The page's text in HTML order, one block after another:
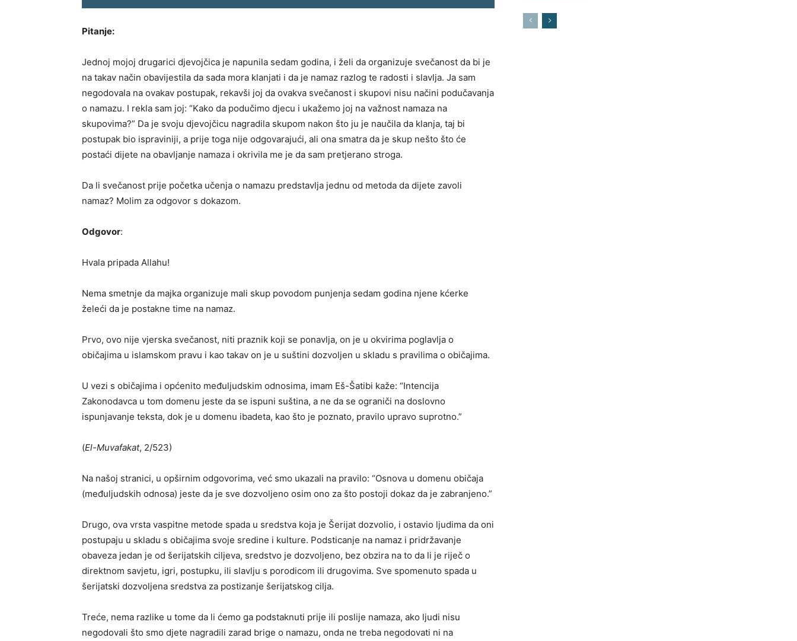
Pitanje:
Jednoj mojoj drugarici djevojčica je napunila sedam godina, i želi da organizuje svečanost da bi je
na takav način obavijestila da sada mora klanjati i da je namaz razlog te radosti i slavlja. Ja sam
negodovala na ovakav postupak, rekavši joj da ovakva svečanost i skupovi nisu načini podučavanja
o namazu. I rekla sam joj: “Kako da podučimo djecu i ukažemo joj na važnost namaza na
skupovima?” Da je svoju djevojčicu nagradila skupom nakon što ju je naučila da klanja, taj bi
postupak bio ispraviniji, a prije toga nije odgovarajući, ali ona smatra da je skup nešto što će
postaći dijete na obavljanje namaza i okrivila me je da sam pretjerano stroga.
Da li svečanost prije početka učenja o namazu predstavlja jednu od metoda da dijete zavoli
namaz? Molim za odgovor s dokazom.
Odgovor:
Hvala pripada Allahu!
Nema smetnje da majka organizuje mali skup povodom punjenja sedam godina njene kćerke
želeći da je postakne time na namaz.
Prvo, ovo nije vjerska svečanost, niti praznik koji se ponavlja, on je u okvirima poglavlja o
običajima u islamskom pravu i kao takav on je u suštini dozvoljen u skladu s pravilima o običajima.
U vezi s običajima i općenito međuljudskim odnosima, imam Eš-Šatibi kaže: “Intencija
Zakonodavca u tom domenu jeste da se ispuni suština, a ne da se ograniči na doslovno
ispunjavanje teksta, dok je u domenu ibadeta, kao što je poznato, pravilo upravo suprotno.”
(El-Muvafakat, 2/523)
Na našoj stranici, u opširnim odgovorima, već smo ukazali na pravilo: “Osnova u domenu običaja
(međuljudskih odnosa) jeste da je sve dozvoljeno osim ono za što postoji dokaz da je zabranjeno.”
Drugo, ova vrsta vaspitne metode spada u sredstva koja je Šerijat dozvolio, i ostavio ljudima da oni
postupaju u skladu s običajima svoje sredine i kulture. Podsticanje na namaz i pridržavanje
obaveza jedan je od šerijatskih ciljeva, sredstvo je dozvoljeno, bez obzira na to da li je riječ o
direktnom savjetu, igri, postupku, ili slavlju s porodicom ili drugovima. Sve spomenuto spada u
šerijatski dozvoljena sredstva za postizanje šerijatskog cilja.
Treće, nema razlike u tome da li ćemo ga podstaknuti prije ili poslije namaza, ako ljudi nisu
negodovali što smo djete nagradili zarad brige o namazu, onda ne treba negodovati ni na